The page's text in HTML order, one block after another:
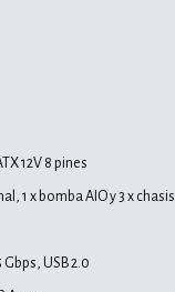
12V 8 pines
1 x bomba AIO y 3 x chasis
Gbps, USB 2.0